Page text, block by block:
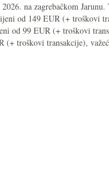
na zagrebačkom Jarunu.
od 149 EUR (+ troškovi
od 99 EUR (+ troškovi
(+ troškovi transakcije),